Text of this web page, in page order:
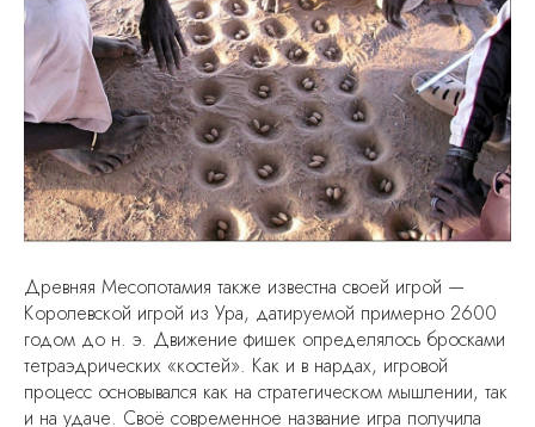
Древняя Месопотамия также известна своей игрой —
Королевской игрой из Ура, датируемой примерно 2600
годом до н. э. Движение фишек определялось бросками
тетраэдрических «костей». Как и в нардах, игровой
процесс основывался как на стратегическом мышлении, так
и на удаче. Своё современное название игра получила